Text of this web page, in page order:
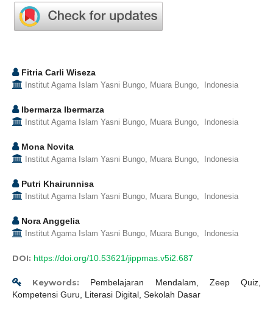
Fitria Carli Wiseza
Institut Agama Islam Yasni Bungo, Muara Bungo, Indonesia
Ibermarza Ibermarza
Institut Agama Islam Yasni Bungo, Muara Bungo, Indonesia
Mona Novita
Institut Agama Islam Yasni Bungo, Muara Bungo, Indonesia
Putri Khairunnisa
Institut Agama Islam Yasni Bungo, Muara Bungo, Indonesia
Nora Anggelia
Institut Agama Islam Yasni Bungo, Muara Bungo, Indonesia
DOI: https://doi.org/10.53621/jippmas.v5i2.687
Keywords: Pembelajaran Mendalam, Zeep Quiz,
Kompetensi Guru, Literasi Digital, Sekolah Dasar